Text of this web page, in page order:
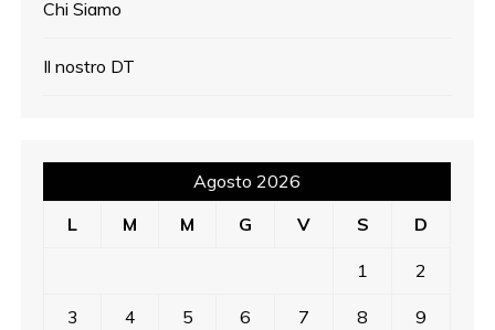
Chi Siamo
Il nostro DT
Agosto 2026
L
M M G V S D
1 2
3 4 5 6 7 8 9